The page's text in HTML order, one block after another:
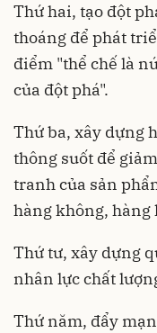
Thứ hai, tạo đột
thoáng để phát
điểm "thể chế là
của đột phá".
Thứ ba, xây dựng
thông suốt để
tranh của sản
hàng không, hàng
Thứ tư, xây dựng
nhân lực chất
Thứ năm, đẩy